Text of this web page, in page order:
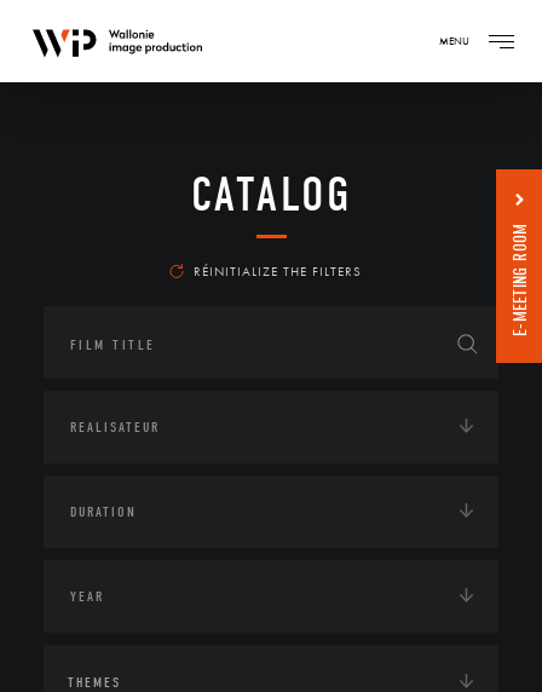
MENU
CATALOG
RÉINITIALIZE THE FILTERS
THEMES
E-MEETING ROOM